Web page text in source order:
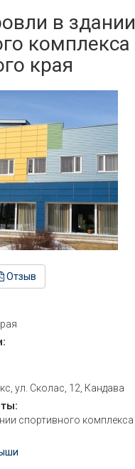
в здании
комплекса
края
Отзыв
ул. Сколас, 12, Кандава
спортивного комплекса